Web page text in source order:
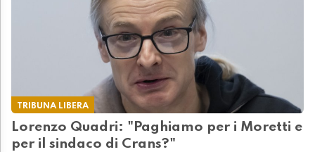
TRIBUNA LIBERA
Lorenzo Quadri: "Paghiamo per i Moretti e
per il sindaco di Crans?"